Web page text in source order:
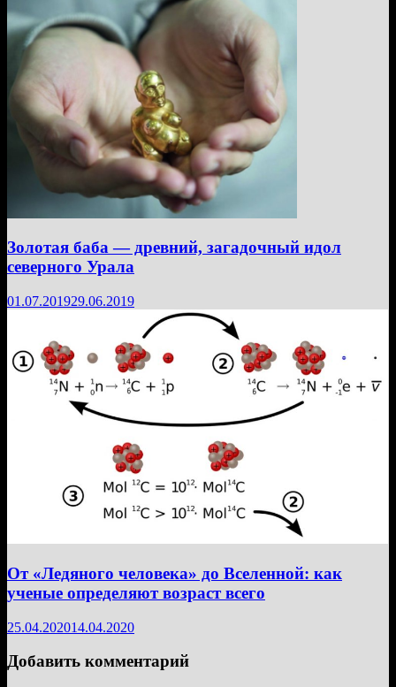
Золотая баба — древний, загадочный идол
северного Урала
01.07.201929.06.2019
От «Ледяного человека» до Вселенной: как
ученые определяют возраст всего
25.04.202014.04.2020
Добавить комментарий